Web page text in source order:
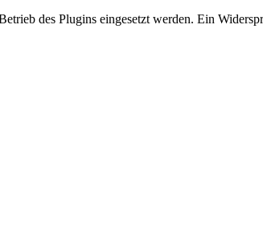
des Plugins eingesetzt werden. Ein